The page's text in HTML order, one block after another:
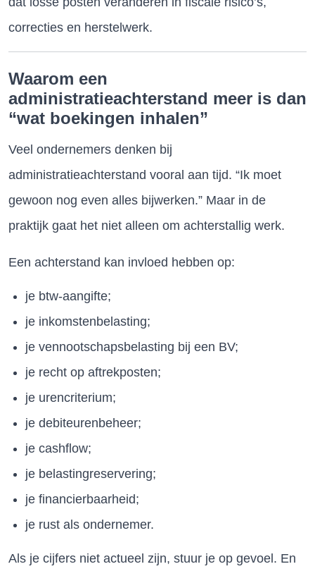
correcties en herstelwerk.
Waarom een
administratieachterstand meer is dan
“wat boekingen inhalen”
Veel ondernemers denken bij
administratieachterstand vooral aan tijd. “Ik moet
gewoon nog even alles bijwerken.” Maar in de
praktijk gaat het niet alleen om achterstallig werk.
Een achterstand kan invloed hebben op:
je btw-aangifte;
je inkomstenbelasting;
je vennootschapsbelasting bij een BV;
je recht op aftrekposten;
je urencriterium;
je debiteurenbeheer;
je cashflow;
je belastingreservering;
je financierbaarheid;
je rust als ondernemer.
Als je cijfers niet actueel zijn, stuur je op gevoel. En